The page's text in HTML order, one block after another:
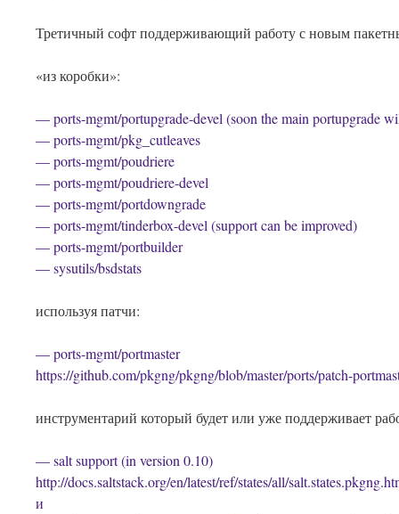
Третичный софт поддерживающий работу с новым
«из коробки»:
— ports-mgmt/portupgrade-devel (soon the main portupgrade
— ports-mgmt/pkg_cutleaves
— ports-mgmt/poudriere
— ports-mgmt/poudriere-devel
— ports-mgmt/portdowngrade
— ports-mgmt/tinderbox-devel (support can be improved)
— ports-mgmt/portbuilder
— sysutils/bsdstats
используя патчи:
— ports-mgmt/portmaster
https://github.com/pkgng/pkgng/blob/master/ports/patch-
инструментарий который будет или уже поддерживает
— salt support (in version 0.10)
http://docs.saltstack.org/en/latest/ref/states/all/
и